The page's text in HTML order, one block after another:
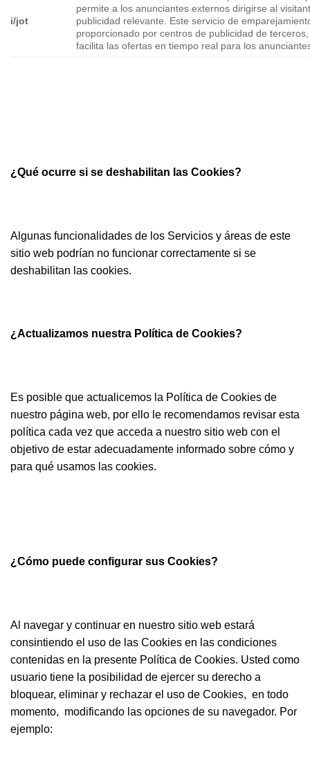
i/jot
permite a los anunciantes externos dirigirse al
publicidad relevante. Este servicio de
proporcionado por centros de publicidad de
facilita las ofertas en tiempo real para los
¿Qué ocurre si se deshabilitan las Cookies?
Algunas funcionalidades de los Servicios y áreas de este
sitio web podrían no funcionar correctamente si se
deshabilitan las cookies.
¿Actualizamos nuestra Política de Cookies?
Es posible que actualicemos la Política de Cookies de
nuestro página web, por ello le recomendamos revisar esta
política cada vez que acceda a nuestro sitio web con el
objetivo de estar adecuadamente informado sobre cómo y
para qué usamos las cookies.
¿Cómo puede configurar sus Cookies?
Al navegar y continuar en nuestro sitio web estará
consintiendo el uso de las Cookies en las condiciones
contenidas en la presente Política de Cookies. Usted como
usuario tiene la posibilidad de ejercer su derecho a
bloquear, eliminar y rechazar el uso de Cookies, en todo
momento, modificando las opciones de su navegador. Por
ejemplo: